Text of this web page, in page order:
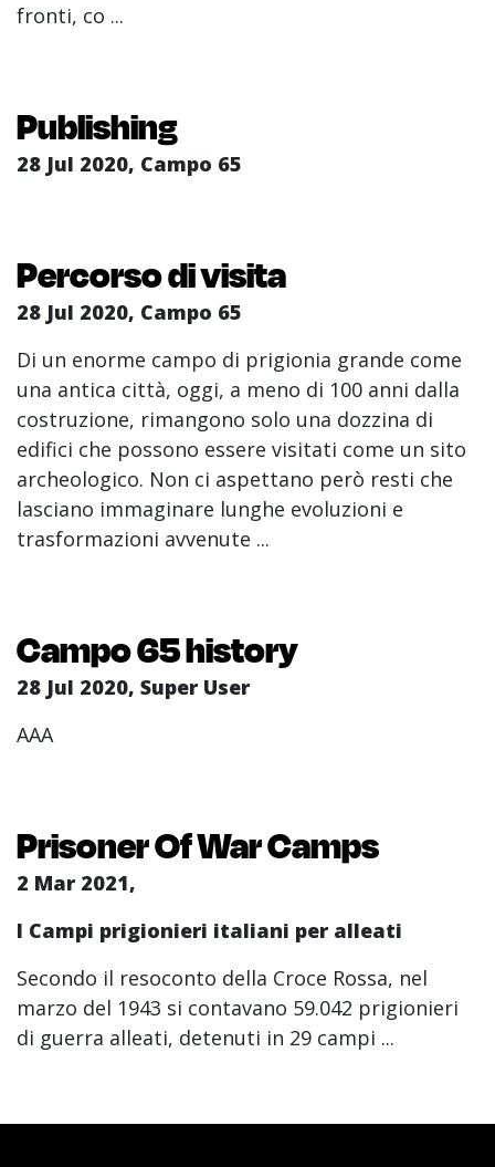
fronti, co ...
Publishing
28 Jul 2020, Campo 65
Percorso di visita
28 Jul 2020, Campo 65
Di un enorme campo di prigionia grande come
una antica città, oggi, a meno di 100 anni dalla
costruzione, rimangono solo una dozzina di
edifici che possono essere visitati come un sito
archeologico. Non ci aspettano però resti che
lasciano immaginare lunghe evoluzioni e
trasformazioni avvenute ...
Campo 65 history
28 Jul 2020, Super User
AAA
Prisoner Of War Camps
2 Mar 2021,
I Campi prigionieri italiani per alleati
Secondo il resoconto della Croce Rossa, nel
marzo del 1943 si contavano 59.042 prigionieri
di guerra alleati, detenuti in 29 campi ...